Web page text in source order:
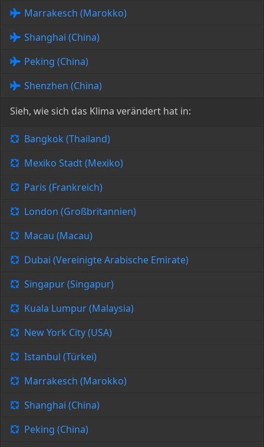
Marrakesch (Marokko)
Shanghai (China)
Peking (China)
Shenzhen (China)
Sieh, wie sich das Klima verändert hat in:
Bangkok (Thailand)
Mexiko Stadt (Mexiko)
Paris (Frankreich)
London (Großbritannien)
Macau (Macau)
Dubai (Vereinigte Arabische Emirate)
Singapur (Singapur)
Kuala Lumpur (Malaysia)
New York City (USA)
Istanbul (Türkei)
Marrakesch (Marokko)
Shanghai (China)
Peking (China)